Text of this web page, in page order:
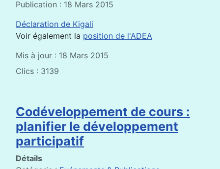
Publication : 18 Mars 2015
Déclaration de Kigali
Voir également la position de l'ADEA
Mis à jour : 18 Mars 2015
Clics : 3139
Codéveloppement de cours :
planifier le développement
participatif
Détails